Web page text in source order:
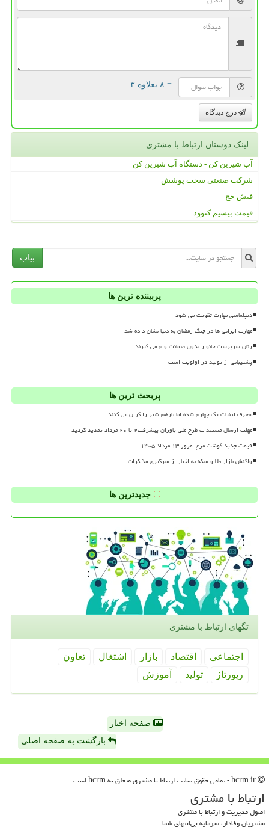
= ۸ بعلاوه ۳
درج دیدگاه
لینک دوستان ارتباط با مشتری
آب شیرین کن - دستگاه آب شیرین کن
شرکت صنعتی سخت پوشش
فیش حج
قیمت بیسیم کنوود
بیاب
پربیننده ترین ها
دیپلماسی مهارت تقویت می شود
مهارت ایرانی ها در جنگ رمضان به دنیا نشان داده شد
زنان سرپرست خانوار بدون ضمانت وام می گیرند
پشتیبانی از تولید در اولویت است
پربحث ترین ها
مصرف لبنیات یک چهارم شده اما بازهم شیر را گران می کنند
مهلت ارسال مستندات طرح ملی یاوران پیشرفت۲ تا ۲۰ مرداد تمدید گردید
قیمت جدید گوشت مرغ امروز ۱۳ مرداد ۱۴۰۵
واکنش بازار طلا و سکه به اخبار از سرگیری مذاکرات
جدیدترین ها
تگهای ارتباط با مشتری
اجتماعی اقتصاد بازار اشتغال
تعاون
رپورتاژ
تولید آموزش
صفحه اخبار
بازگشت به صفحه اصلی
ارتباط با مشتری
اصول مدیریت و ارتباط با مشتری
مشتریان وفادار، سرمایه بی‌انتهای شما